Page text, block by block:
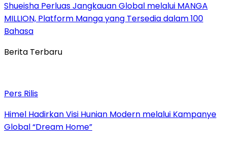
Shueisha Perluas Jangkauan Global melalui MANGA
MILLION, Platform Manga yang Tersedia dalam 100
Bahasa
Berita Terbaru
Pers Rilis
Himel Hadirkan Visi Hunian Modern melalui Kampanye
Global “Dream Home”